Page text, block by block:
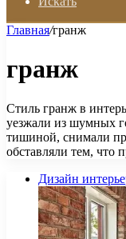
Главная/гранж
гранж
Стиль гранж в
уезжали из шумных
тишиной, снимали
обставляли тем, что
Дизайн